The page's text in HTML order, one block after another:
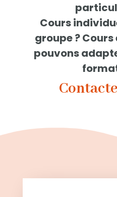
Cours
groupe ? Cours
pouvons